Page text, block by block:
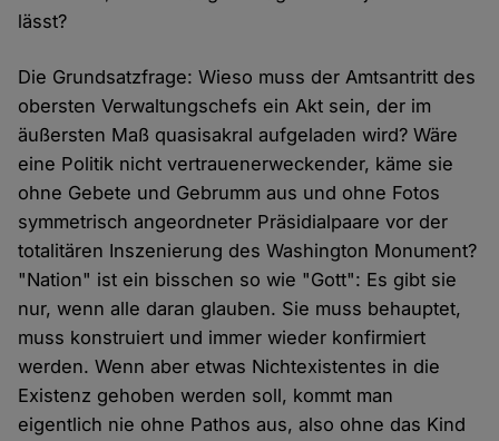
lässt?
Die Grundsatzfrage: Wieso muss der Amtsantritt des
obersten Verwaltungschefs ein Akt sein, der im
äußersten Maß quasisakral aufgeladen wird? Wäre
eine Politik nicht vertrauenerweckender, käme sie
ohne Gebete und Gebrumm aus und ohne Fotos
symmetrisch angeordneter Präsidialpaare vor der
totalitären Inszenierung des Washington Monument?
"Nation" ist ein bisschen so wie "Gott": Es gibt sie
nur, wenn alle daran glauben. Sie muss behauptet,
muss konstruiert und immer wieder konfirmiert
werden. Wenn aber etwas Nichtexistentes in die
Existenz gehoben werden soll, kommt man
eigentlich nie ohne Pathos aus, also ohne das Kind